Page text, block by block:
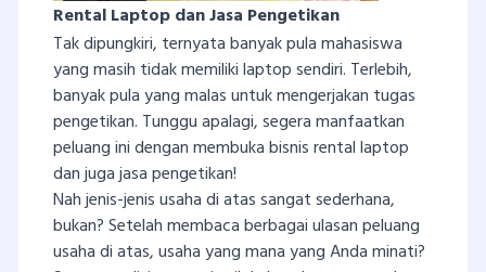
Rental Laptop dan Jasa Pengetikan
Tak dipungkiri, ternyata banyak pula mahasiswa
yang masih tidak memiliki laptop sendiri. Terlebih,
banyak pula yang malas untuk mengerjakan tugas
pengetikan. Tunggu apalagi, segera manfaatkan
peluang ini dengan membuka bisnis rental laptop
dan juga jasa pengetikan!
Nah jenis-jenis usaha di atas sangat sederhana,
bukan? Setelah membaca berbagai ulasan peluang
usaha di atas, usaha yang mana yang Anda minati?